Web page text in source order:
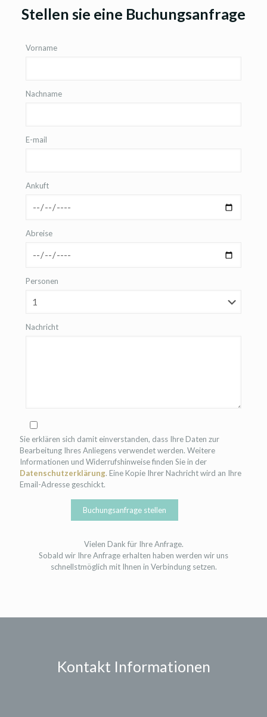
Stellen sie eine Buchungsanfrage
Vorname
Nachname
E-mail
Ankuft
Abreise
Personen
Nachricht
Sie erklären sich damit einverstanden, dass Ihre Daten zur
Bearbeitung Ihres Anliegens verwendet werden. Weitere
Informationen und Widerrufshinweise finden Sie in der
Datenschutzerklärung. Eine Kopie Ihrer Nachricht wird an Ihre
Email-Adresse geschickt.
Vielen Dank für Ihre Anfrage.
Sobald wir Ihre Anfrage erhalten haben werden wir uns
schnellstmöglich mit Ihnen in Verbindung setzen.
Kontakt Informationen